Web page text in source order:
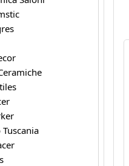
Tuscania